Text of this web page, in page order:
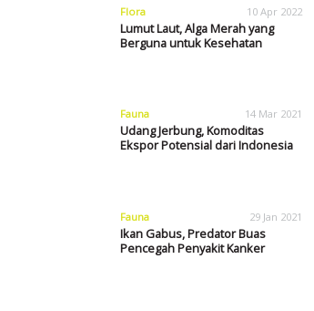
Flora 10 Apr 2022
Lumut Laut, Alga Merah yang
Berguna untuk Kesehatan
Fauna 14 Mar 2021
Udang Jerbung, Komoditas
Ekspor Potensial dari Indonesia
Fauna 29 Jan 2021
Ikan Gabus, Predator Buas
Pencegah Penyakit Kanker